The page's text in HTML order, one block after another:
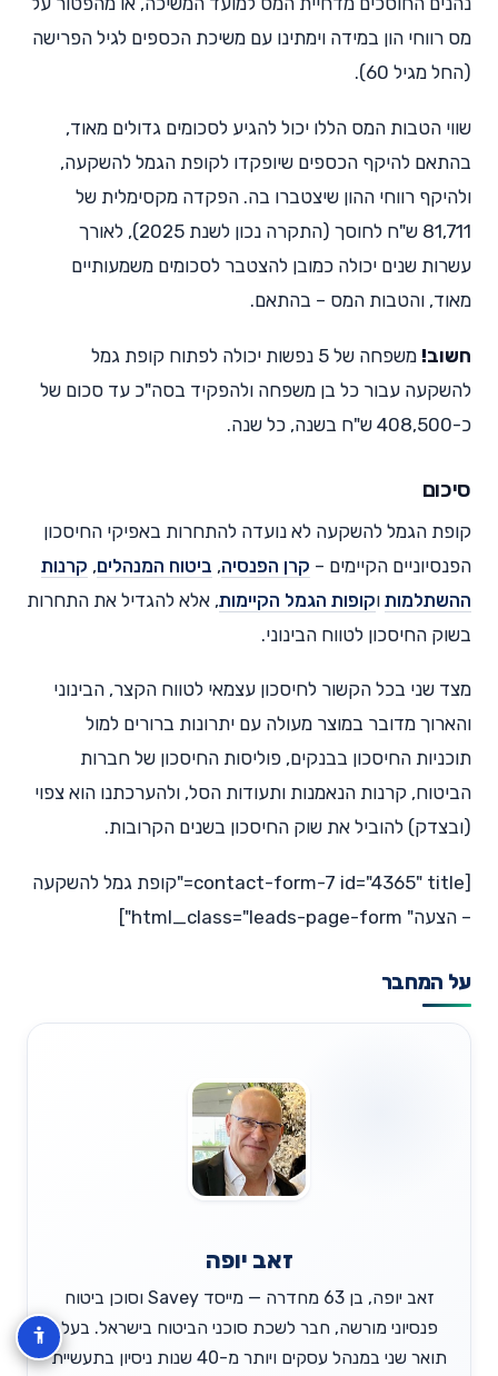
מס רווחי הון במידה וימתינו עם משיכת הכספים לגיל הפרישה
(החל מגיל 60).
שווי הטבות המס הללו יכול להגיע לסכומים גדולים מאוד,
בהתאם להיקף הכספים שיופקדו לקופת הגמל להשקעה,
ולהיקף רווחי ההון שיצטברו בה. הפקדה מקסימלית של
81,711 ש"ח לחוסך (התקרה נכון לשנת 2025), לאורך
עשרות שנים יכולה כמובן להצטבר לסכומים משמעותיים
מאוד, והטבות המס – בהתאם.
חשוב!
משפחה של 5 נפשות יכולה לפתוח קופת גמל
להשקעה עבור כל בן משפחה ולהפקיד בסה"כ עד סכום של
כ-408,500 ש"ח בשנה, כל שנה.
סיכום
קופת הגמל להשקעה לא נועדה להתחרות באפיקי החיסכון
הפנסיוניים הקיימים – קרן הפנסיה, ביטוח המנהלים, קרנות
ההשתלמות וקופות הגמל הקיימות, אלא להגדיל את התחרות
בשוק החיסכון לטווח הבינוני.
מצד שני בכל הקשור לחיסכון עצמאי לטווח הקצר, הבינוני
והארוך מדובר במוצר מעולה עם יתרונות ברורים למול
תוכניות החיסכון בבנקים, פוליסות החיסכון של חברות
הביטוח, קרנות הנאמנות ותעודות הסל, ולהערכתנו הוא צפוי
(ובצדק) להוביל את שוק החיסכון בשנים הקרובות.
[contact-form-7 id="4365" title="קופת גמל להשקעה
– הצעה" html_class="leads-page-form"]
על המחבר
זאב יופה
זאב יופה, בן 63 מחדרה — מייסד Savey וסוכן ביטוח
פנסיוני מורשה, חבר לשכת סוכני הביטוח בישראל. בעל
תואר שני במנהל עסקים ויותר מ-40 שנות ניסיון בתעשיית